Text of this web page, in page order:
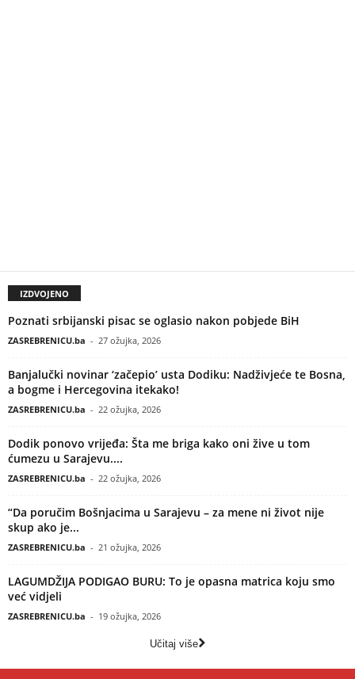
IZDVOJENO
Poznati srbijanski pisac se oglasio nakon pobjede BiH
ZASREBRENICU.ba - 27 ožujka, 2026
Banjalučki novinar ‘začepio’ usta Dodiku: Nadživjeće te Bosna,
a bogme i Hercegovina itekako!
ZASREBRENICU.ba - 22 ožujka, 2026
Dodik ponovo vrijeđa: Šta me briga kako oni žive u tom
ćumezu u Sarajevu....
ZASREBRENICU.ba - 22 ožujka, 2026
“Da poručim Bošnjacima u Sarajevu – za mene ni život nije
skup ako je...
ZASREBRENICU.ba - 21 ožujka, 2026
LAGUMDŽIJA PODIGAO BURU: To je opasna matrica koju smo
već vidjeli
ZASREBRENICU.ba - 19 ožujka, 2026
Učitaj više